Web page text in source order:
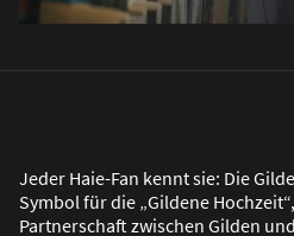
Jeder Haie-Fan kennt sie: Die
Symbol für die „Gildene
Partnerschaft zwischen Gilden